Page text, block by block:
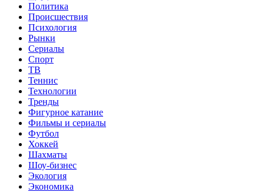
Политика
Происшествия
Психология
Рынки
Сериалы
Спорт
ТВ
Теннис
Технологии
Тренды
Фигурное катание
Фильмы и сериалы
Футбол
Хоккей
Шахматы
Шоу-бизнес
Экология
Экономика